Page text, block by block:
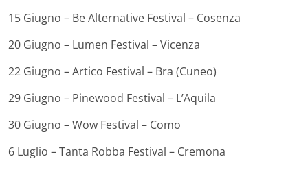
15 Giugno – Be Alternative Festival – Cosenza
20 Giugno – Lumen Festival – Vicenza
22 Giugno – Artico Festival – Bra (Cuneo)
29 Giugno – Pinewood Festival – L’Aquila
30 Giugno – Wow Festival – Como
6 Luglio – Tanta Robba Festival – Cremona